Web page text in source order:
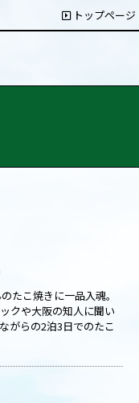
トップページ
たこ焼きに一品入魂。
クや大阪の知人に聞い
がらの2泊3日でのたこ